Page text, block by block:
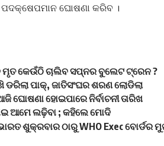
ଘୋଷଣା କରିବ ।
କେଉଁଠି ଚାଲିବ ସପ୍ନର ବୁଲେଟ ଟ୍ରେନ ?
ପାକ୍, ଜାତିସଂଘର ଶରଣ ଲୋଡିଲା
ହୋଇପାରେ ନିର୍ବାଚନୀ ତାରିଖ
ଆମେ ଲଢ଼ିବା ; କହିଲେ ମୋଦି
ଶୁକ୍ରବାର ଠାରୁ WHO Exec ବୋର୍ଡର